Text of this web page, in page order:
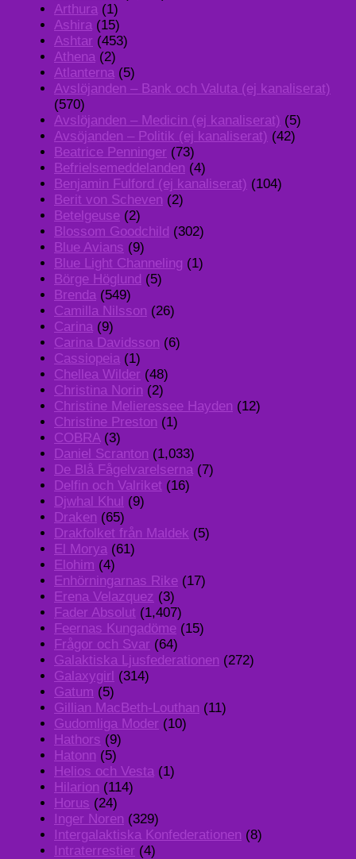
Arthura (1)
Ashira (15)
Ashtar (453)
Athena (2)
Atlanterna (5)
Avslöjanden – Bank och Valuta (ej kanaliserat)
(570)
Avslöjanden – Medicin (ej kanaliserat) (5)
Avsöjanden – Politik (ej kanaliserat) (42)
Beatrice Penninger (73)
Befrielsemeddelanden (4)
Benjamin Fulford (ej kanaliserat) (104)
Berit von Scheven (2)
Betelgeuse (2)
Blossom Goodchild (302)
Blue Avians (9)
Blue Light Channeling (1)
Börge Höglund (5)
Brenda (549)
Camilla Nilsson (26)
Carina (9)
Carina Davidsson (6)
Cassiopeia (1)
Chellea Wilder (48)
Christina Norin (2)
Christine Melieressee Hayden (12)
Christine Preston (1)
COBRA(3)
Daniel Scranton (1,033)
De Blå Fågelvarelserna (7)
Delfin och Valriket (16)
Djwhal Khul (9)
Draken (65)
Drakfolket från Maldek (5)
El Morya (61)
Elohim (4)
Enhörningarnas Rike (17)
Erena Velazquez (3)
Fader Absolut (1,407)
Feernas Kungadöme (15)
Frågor och Svar (64)
Galaktiska Ljusfederationen (272)
Galaxygirl (314)
Gatum (5)
Gillian MacBeth-Louthan (11)
Gudomliga Moder (10)
Hathors (9)
Hatonn (5)
Helios och Vesta (1)
Hilarion (114)
Horus (24)
Inger Noren (329)
Intergalaktiska Konfederationen (8)
Intraterrestier (4)